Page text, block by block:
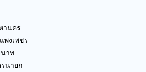
านคร
พงเพชร
าท
นายก